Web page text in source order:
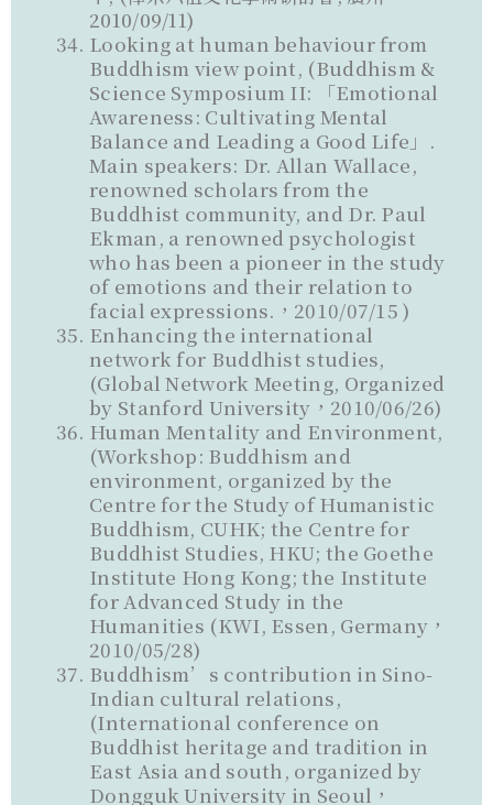
2010/09/11)
Looking at human behaviour from
Buddhism view point, (Buddhism &
Science Symposium II: 「Emotional
Awareness: Cultivating Mental
Balance and Leading a Good Life」.
Main speakers: Dr. Allan Wallace,
renowned scholars from the
Buddhist community, and Dr. Paul
Ekman, a renowned psychologist
who has been a pioneer in the study
of emotions and their relation to
facial expressions.，2010/07/15 )
Enhancing the international
network for Buddhist studies,
(Global Network Meeting, Organized
by Stanford University，2010/06/26)
Human Mentality and Environment,
(Workshop: Buddhism and
environment, organized by the
Centre for the Study of Humanistic
Buddhism, CUHK; the Centre for
Buddhist Studies, HKU; the Goethe
Institute Hong Kong; the Institute
for Advanced Study in the
Humanities (KWI, Essen, Germany，
2010/05/28)
Buddhism’s contribution in Sino-
Indian cultural relations,
(International conference on
Buddhist heritage and tradition in
East Asia and south, organized by
Dongguk University in Seoul，